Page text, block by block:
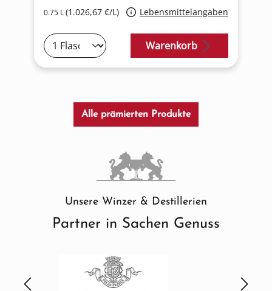
0.75 L(1.026,67 €/L) Lebensmittelangaben
Warenkorb
Alle prämierten Produkte
Unsere Winzer & Destillerien
Partner in Sachen Genuss